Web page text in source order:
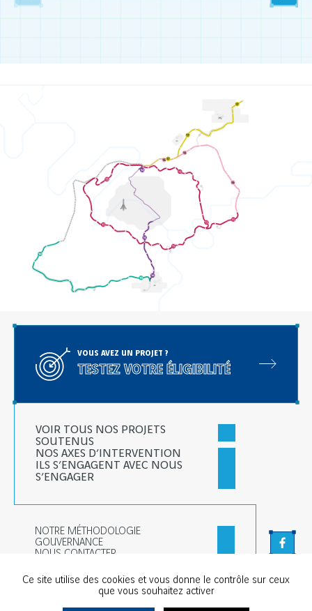
VOUS AVEZ UN PROJET ?
TESTEZ VOTRE ÉLIGIBILITÉ
VOIR TOUS NOS PROJETS
SOUTENUS
NOS AXES D’INTERVENTION
ILS S’ENGAGENT AVEC NOUS
S’ENGAGER
NOTRE MÉTHODOLOGIE
GOUVERNANCE
NOUS CONTACTER
Ce site utilise des cookies et vous donne le contrôle sur ceux
que vous souhaitez activer